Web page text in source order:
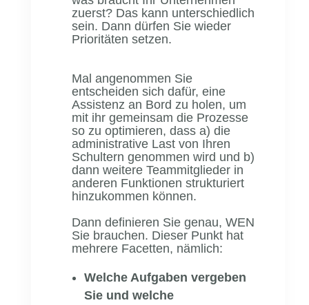
zuerst? Das kann unterschiedlich
sein. Dann dürfen Sie wieder
Prioritäten setzen.
Mal angenommen Sie
entscheiden sich dafür, eine
Assistenz an Bord zu holen, um
mit ihr gemeinsam die Prozesse
so zu optimieren, dass a) die
administrative Last von Ihren
Schultern genommen wird und b)
dann weitere Teammitglieder in
anderen Funktionen strukturiert
hinzukommen können.
Dann definieren Sie genau, WEN
Sie brauchen. Dieser Punkt hat
mehrere Facetten, nämlich:
Welche Aufgaben vergeben
Sie und welche